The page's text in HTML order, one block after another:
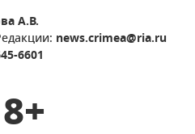
А.В.
news.crimea@ria.ru
6601